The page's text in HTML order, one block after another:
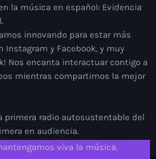
la música en español: Evidencia
innovando para estar más
Instagram y Facebook, y muy
Nos encanta interactuar contigo a
mientras compartimos la mejor
primera radio autosustentable del
en audiencia.
con nosotros!
solicitudes o
viva la música.